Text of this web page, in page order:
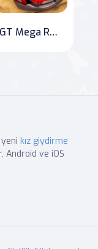
GT Mega Rampası Araba Akrobatikleri
kız giydirme
Android ve iOS